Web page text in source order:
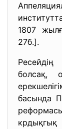
1807
27б.].
болсақ,
басында
крдықгық